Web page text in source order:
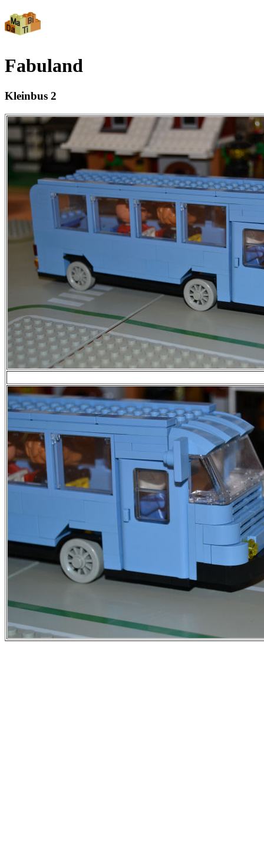
Fabuland
Kleinbus 2